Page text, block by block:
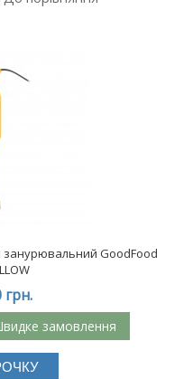
занурювальний GoodFood
грн.
замовлення